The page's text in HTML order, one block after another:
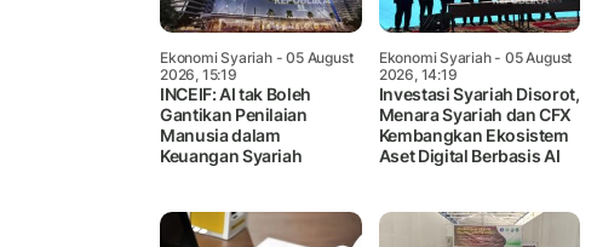
Ekonomi Syariah- 05 August
2026, 15:19
INCEIF: AI tak Boleh
Gantikan Penilaian
Manusia dalam
Keuangan Syariah
Ekonomi Syariah- 05 August
2026, 14:19
Investasi Syariah Disorot,
Menara Syariah dan CFX
Kembangkan Ekosistem
Aset Digital Berbasis AI